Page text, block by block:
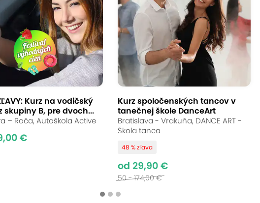
kurz na tvorbu
šatiek alebo
v ZUNAart
Až
dekoráciu, no sama neviete, ako na to? Alebo
ZUNAart kurzy sú skvelým relaxom pre kreatívne
si ukážete rôzne techniky, ktoré skúsených
Kurz na vodičský
skupiny B, pre dvoch...
– Rača, Autoškola Active
€
Kurz spoločenských tancov v
tanečnej škole DanceArt
Bratislava - Vrakuňa, DANCE ART -
Škola tanca
48 % zľava
od 29,90 €
50 - 174,00 €